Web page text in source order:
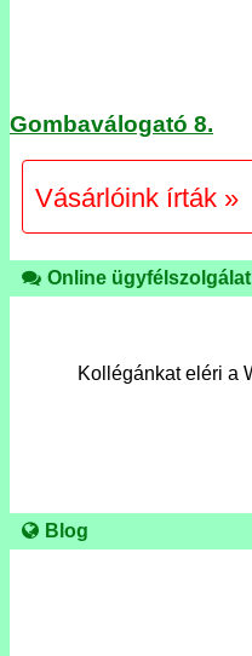
Gombaválogató 8.
Vásárlóink írták »
Online ügyfélszolgálat
Kollégánkat eléri a
Blog